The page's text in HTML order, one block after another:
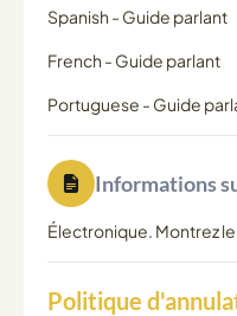
Spanish - Guide parlant
French - Guide parlant
Portuguese - Guide
Informations
Électronique. Montrez
Politique